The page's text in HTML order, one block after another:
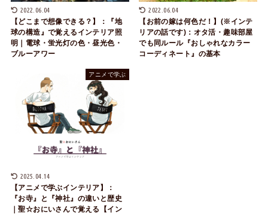
2022.06.04
【どこまで想像できる？】：『地
球の構造』で覚えるインテリア照
明｜電球・蛍光灯の色・昼光色・
ブルーアワー
2022.06.04
【お前の嫁は何色だ！】(※インテ
リアの話です)：オタ活・趣味部屋
でも同ルール『おしゃれなカラー
コーディネート』の基本
アニメで学ぶ
2025.04.14
【アニメで学ぶインテリア】：
『お寺』と『神社』の違いと歴史
｜聖☆おにいさんで覚える【イン